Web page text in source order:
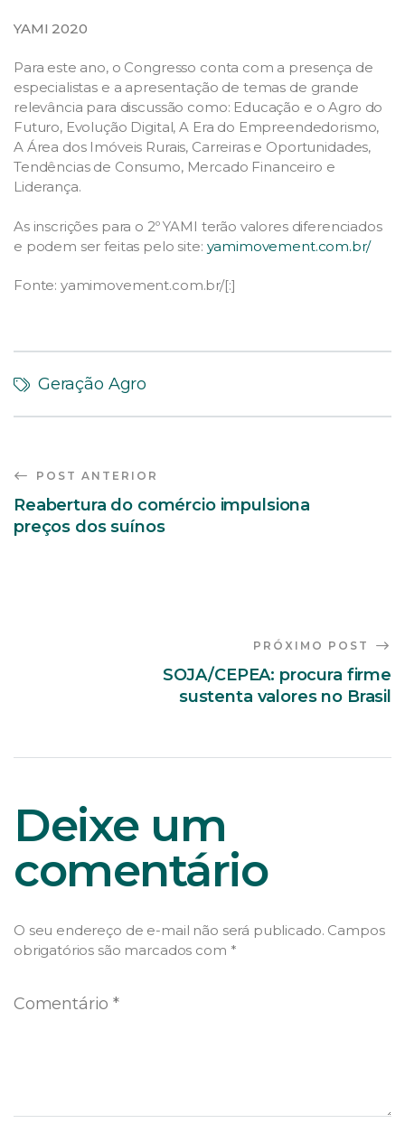
YAMI 2020
Para este ano, o Congresso conta com a presença de
especialistas e a apresentação de temas de grande
relevância para discussão como: Educação e o Agro do
Futuro, Evolução Digital, A Era do Empreendedorismo,
A Área dos Imóveis Rurais, Carreiras e Oportunidades,
Tendências de Consumo, Mercado Financeiro e
Liderança.
As inscrições para o 2º YAMI terão valores diferenciados
e podem ser feitas pelo site: yamimovement.com.br/
Fonte: yamimovement.com.br/[:]
Geração Agro
POST ANTERIOR
Reabertura do comércio impulsiona
preços dos suínos
PRÓXIMO POST
SOJA/CEPEA: procura firme
sustenta valores no Brasil
Deixe um
comentário
O seu endereço de e-mail não será publicado. Campos
obrigatórios são marcados com *